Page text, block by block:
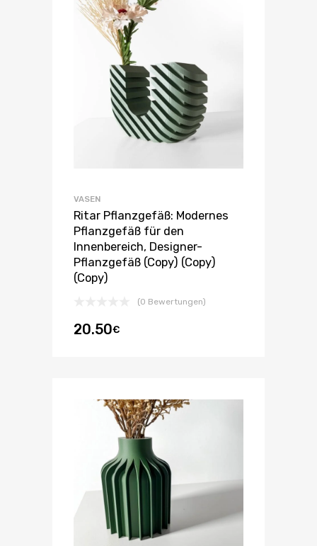
VASEN
Ritar Pflanzgefäß: Modernes
Pflanzgefäß für den
Innenbereich, Designer-
Pflanzgefäß (Copy) (Copy)
(Copy)
(0 Bewertungen)
20.50€